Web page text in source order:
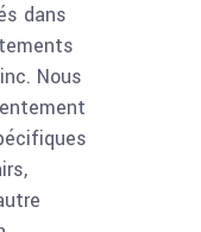
dans
Nous